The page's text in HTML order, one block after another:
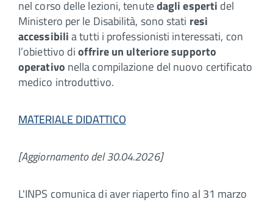
nel corso delle lezioni, tenutedagli esperti del
Ministero per le Disabilità, sono stati resi
accessibilia tutti i professionisti interessati, con
l’obiettivo dioffrire un ulteriore supporto
operativo nella compilazione del nuovo certificato
medico introduttivo.
MATERIALE DIDATTICO
[Aggiornamento del 30.04.2026]
L'INPS comunica di aver riaperto fino al 31 marzo